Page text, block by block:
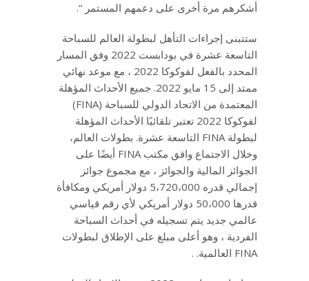
أشكرهم مرة أخرى على دعمهم المستمر “.
ستتبنى إجراءات التأهل لبطولة العالم للسباحة
التاسعة عشرة في بودابست 2022 وفق المسار
المحدد بالفعل لفوكوكا 2022 ، مع موعد نهائي
ممتد إلى 15 مايو 2022. جميع الأحداث المؤهلة
المعتمدة من الاتحاد الدولي للسباحة (FINA)
لفوكوكا 2022 تعتبر تلقائيًا الأحداث المؤهلة
لبطولة FINA التاسعة عشرة. بطولات العالم،
وخلال الاجتماع وافق مكتب FINA أيضًا على
الجوائز المالية والجوائز ، مع مجموع جوائز
إجمالي قدره 5،720،000 دولار أمريكي ومكافأة
قدرها 50،000 دولار أمريكي لأي رقم قياسي
عالمي جديد يتم تسجيله في أحداث السباحة
الفردية ، وهو أعلى مبلغ على الإطلاق لبطولات
FINA العالمية. .